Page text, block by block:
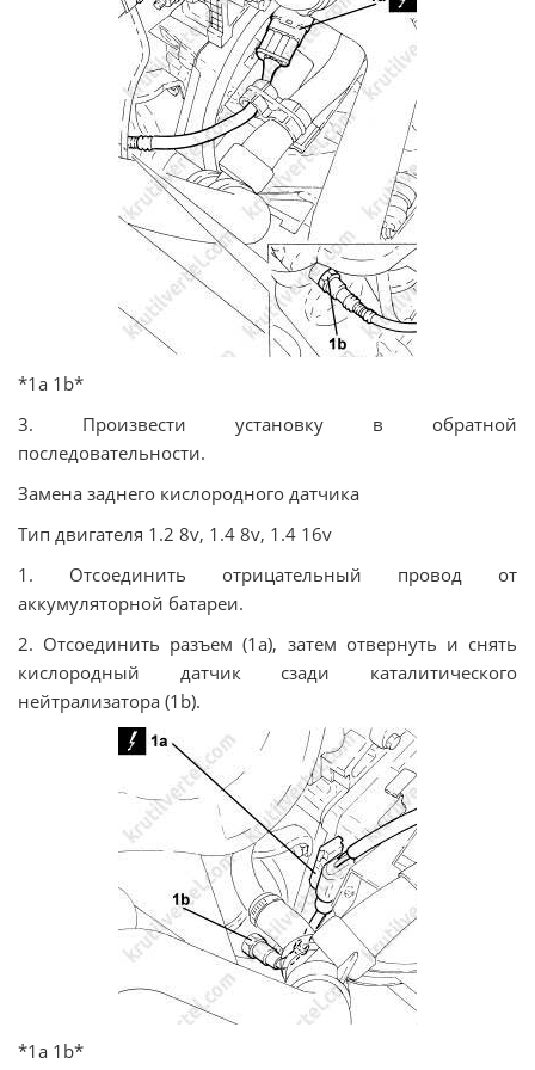
*1а 1b*
3. Произвести установку в обратной
последовательности.
Замена заднего кислородного датчика
Тип двигателя 1.2 8v, 1.4 8v, 1.4 16v
1. Отсоединить отрицательный провод от
аккумуляторной батареи.
2. Отсоединить разъем (1а), затем отвернуть и снять
кислородный датчик сзади каталитического
нейтрализатора (1b).
*1а 1b*